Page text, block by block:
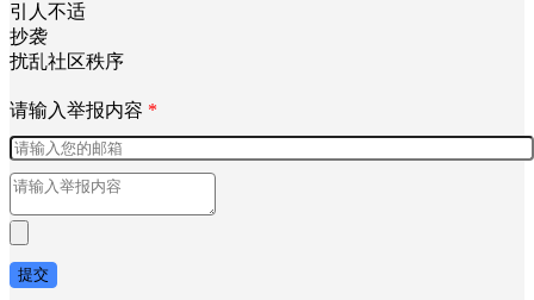
引人不适
抄袭
扰乱社区秩序
请输入举报内容 *
提交